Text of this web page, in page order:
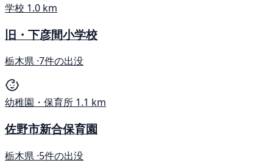
学校 1.0 km
旧・下彦間小学校
栃木県 ·7件の出没
幼稚園・保育所 1.1 km
佐野市新合保育園
栃木県 ·5件の出没